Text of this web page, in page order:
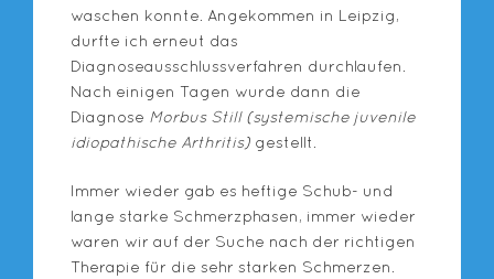
waschen konnte. Angekommen in Leipzig,
durfte ich erneut das
Diagnoseausschlussverfahren durchlaufen.
Nach einigen Tagen wurde dann die
Diagnose Morbus Still (systemische juvenile
idiopathische Arthritis) gestellt.
Immer wieder gab es heftige Schub- und
lange starke Schmerzphasen, immer wieder
waren wir auf der Suche nach der richtigen
Therapie für die sehr starken Schmerzen.